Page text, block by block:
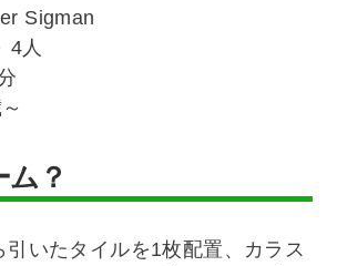
Sigman
4人
？
引いたタイルを1枚配置、カラス